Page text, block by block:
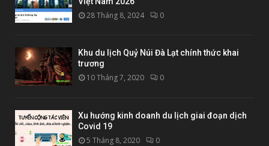
28 Tháng 8, 2024 0
Khu du lịch Quỷ Núi Đà Lạt chính thức khai
trương
10 Tháng 7, 2020 0
Xu hướng kinh doanh du lịch giai đoạn dịch
Covid 19
5 Tháng 8, 2020 0